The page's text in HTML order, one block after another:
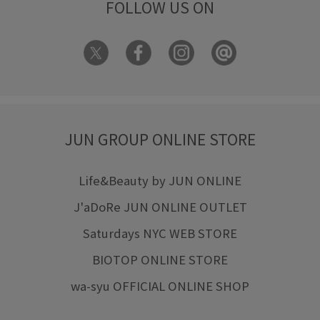
FOLLOW US ON
JUN GROUP ONLINE STORE
Life&Beauty by JUN ONLINE
J'aDoRe JUN ONLINE OUTLET
Saturdays NYC WEB STORE
BIOTOP ONLINE STORE
wa-syu OFFICIAL ONLINE SHOP